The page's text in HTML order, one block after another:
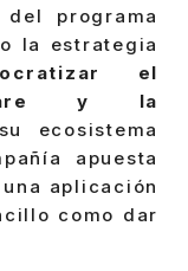
programa
la estrategia
el
y la
ecosistema
apuesta
aplicación
como dar